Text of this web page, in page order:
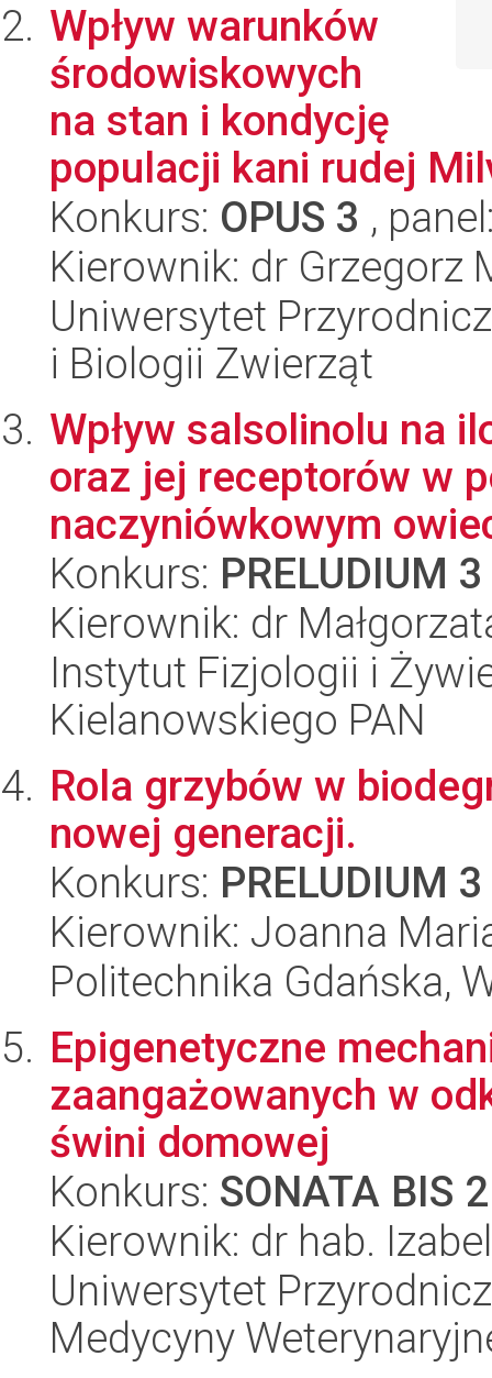
Wpływ warunków
środowiskowych
na stan i kondycję
populacji kani rudej
Konkurs: OPUS 3 ,
Kierownik: dr Grzegorz
Uniwersytet
i Biologii Zwierząt
Wpływ salsolinolu na
oraz jej receptorów w
naczyniówkowym
Konkurs: PRELUDIUM 3
Kierownik: dr
Instytut Fizjologii i
Kielanowskiego PAN
Rola grzybów w
nowej generacji.
Konkurs: PRELUDIUM 3
Kierownik: Joanna
Politechnika Gdańska,
Epigenetyczne
zaangażowanych w
świni domowej
Konkurs: SONATA BIS 2
Kierownik: dr hab.
Uniwersytet
Medycyny